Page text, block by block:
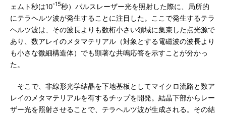
ェムト秒は10-15秒）パルスレーザー光を照射した際に、局所的
にテラヘルツ波が発生することに注目した。ここで発生するテラ
ヘルツ波は、その波長よりも数桁小さい領域に集束した点光源で
あり、数アレイのメタマテリアル（対象とする電磁波の波長より
も小さな微細構造体）でも顕著な共鳴応答を示すことが分かっ
た。
そこで、非線形光学結晶を下地基板としてマイクロ流路と数ア
レイのメタマテリアルを有するチップを開発。結晶下部からレー
ザー光を照射させることで、テラヘルツ波が生成される。その結